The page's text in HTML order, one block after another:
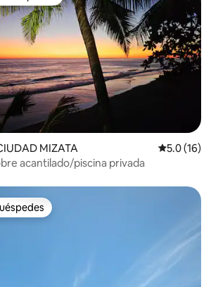
MIZATA Calificación
5.0 (16)
acantilado/piscina privada